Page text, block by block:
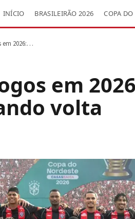
INÍCIO BRASILEIRÃO 2026 COPA DO
em 2026:…
em
volta